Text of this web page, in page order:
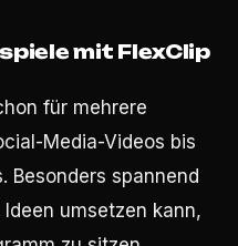
mit FlexClip
für mehrere
Media-Videos bis
Besonders spannend
umsetzen kann,